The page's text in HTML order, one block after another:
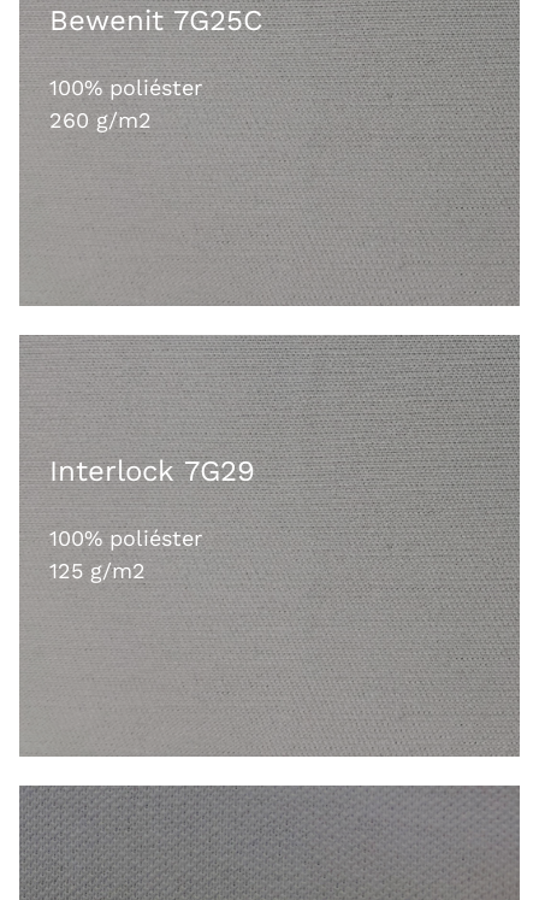
Bewenit 7G25C
100% poliéster
260 g/m2
Interlock 7G29
100% poliéster
125 g/m2